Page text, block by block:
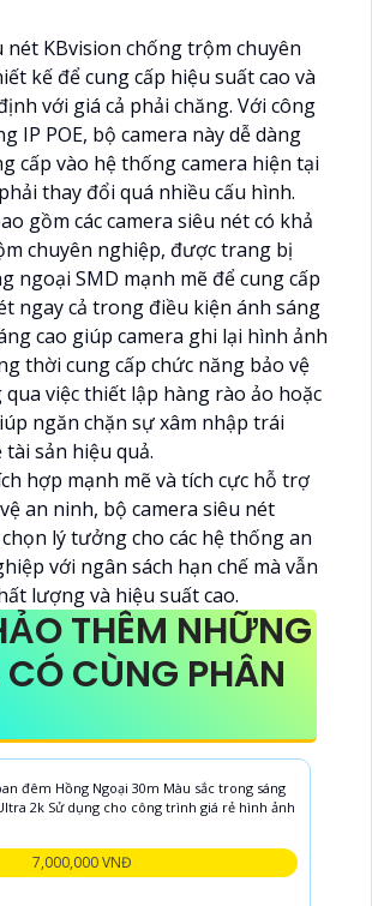
nét KBvision chống trộm chuyên
kế để cung cấp hiệu suất cao và
với giá cả phải chăng. Với công
IP POE, bộ camera này dễ dàng
cấp vào hệ thống camera hiện tại
thay đổi quá nhiều cấu hình.
gồm các camera siêu nét có khả
chuyên nghiệp, được trang bị
ngoại SMD mạnh mẽ để cung cấp
ngay cả trong điều kiện ánh sáng
cao giúp camera ghi lại hình ảnh
thời cung cấp chức năng bảo vệ
việc thiết lập hàng rào ảo hoặc
ngăn chặn sự xâm nhập trái
sản hiệu quả.
hợp mạnh mẽ và tích cực hỗ trợ
an ninh, bộ camera siêu nét
lý tưởng cho các hệ thống an
với ngân sách hạn chế mà vẫn
lượng và hiệu suất cao.
THÊM NHỮNG
CÙNG PHÂN
đêm Hồng Ngoại 30m Màu sắc trong sáng
2k Sử dụng cho công trình giá rẻ hình ảnh
7,000,000 VNĐ